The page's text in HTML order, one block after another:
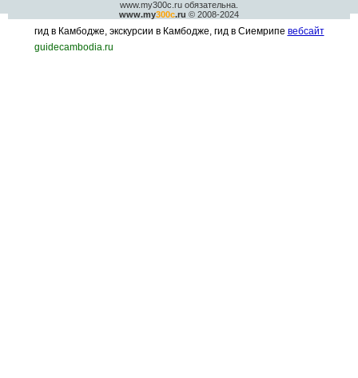
www.my300c.ru обязательна.
www.my300c.ru © 2008-2024
гид в Камбодже, экскурсии в Камбодже, гид в Сиемрипе вебсайт
guidecambodia.ru